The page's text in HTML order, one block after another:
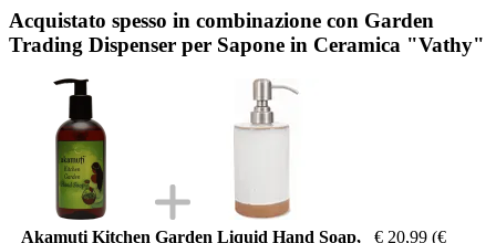
Acquistato spesso in combinazione con Garden
Trading Dispenser per Sapone in Ceramica "Vathy"
Akamuti Kitchen Garden Liquid Hand Soap,
€ 20,99 (€